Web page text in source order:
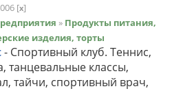
[x]
» Продукты питания,
изделия, торты
- Спортивный клуб. Теннис,
танцевальные классы,
тайчи, спортивный врач,